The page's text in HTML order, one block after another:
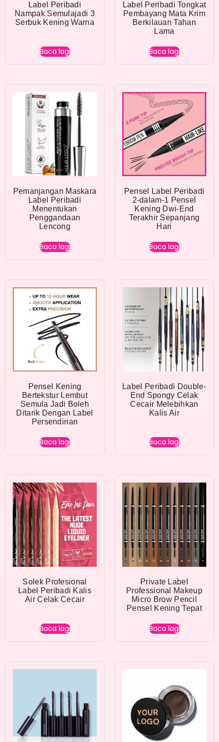
Label Peribadi
Nampak Semulajadi 3
Serbuk Kening Warna
Baca lagi
Label Peribadi Tongkat
Pembayang Mata Krim
Berkilauan Tahan
Lama
Baca lagi
Pemanjangan Maskara
Label Peribadi
Menentukan
Penggandaan
Lencong
Baca lagi
Pensel Label Peribadi
2-dalam-1 Pensel
Kening Dwi-End
Terakhir Sepanjang
Hari
Baca lagi
Pensel Kening
Bertekstur Lembut
Semula Jadi Boleh
Ditarik Dengan Label
Persendirian
Baca lagi
Label Peribadi Double-
End Spongy Celak
Cecair Melebihkan
Kalis Air
Baca lagi
Solek Profesional
Label Peribadi Kalis
Air Celak Cecair
Baca lagi
Private Label
Professional Makeup
Micro Brow Pencil
Pensel Kening Tepat
Baca lagi